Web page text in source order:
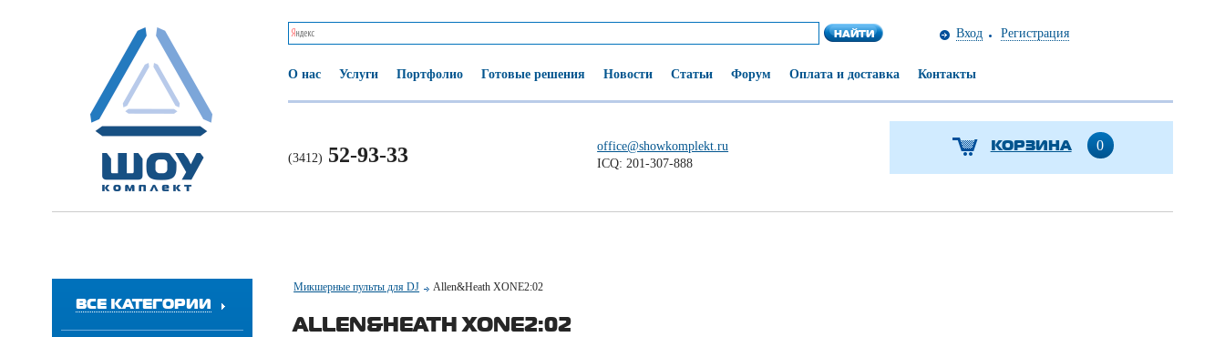
Вход Регистрация
О нас Услуги Портфолио Готовые решения Новости Статьи Форум Оплата и доставка Контакты
(3412) 52-93-33
office@showkomplekt.ru
ICQ: 201-307-888
КОРЗИНА 0
ВСЕ КАТЕГОРИИ
Микшерные пульты для DJ Allen&Heath XONE2:02
ALLEN&HEATH XONE2:02